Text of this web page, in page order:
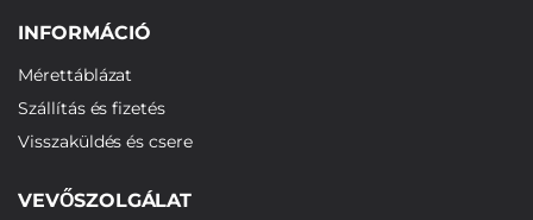
INFORMÁCIÓ
Mérettáblázat
Szállítás és fizetés
Visszaküldés és csere
VEVŐSZOLGÁLAT